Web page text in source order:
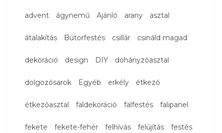
advent ágynemű Ajánló arany asztal
átalakítás Bútorfestés csillár csináld magad
dekoráció design DIY dohányzóasztal
dolgozósarok Egyéb erkély étkező
étkezőasztal faldekoráció falfestés falipanel
fekete fekete-fehér felhívás felújítás festés